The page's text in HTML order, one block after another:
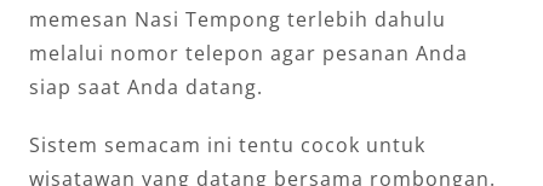
memesan Nasi Tempong terlebih dahulu
melalui nomor telepon agar pesanan Anda
siap saat Anda datang.
Sistem semacam ini tentu cocok untuk
wisatawan yang datang bersama rombongan.